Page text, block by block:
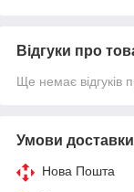
Відгуки про
Ще немає відгуків
Умови доставки
Нова Пошта